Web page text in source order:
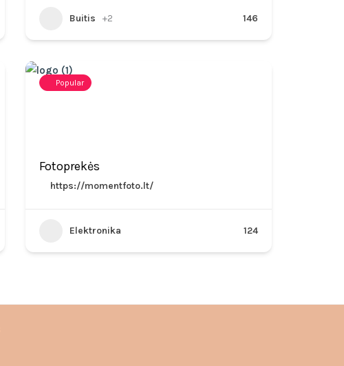
Buitis +2 146
Popular
Fotoprekės
https://momentfoto.lt/
Elektronika 124